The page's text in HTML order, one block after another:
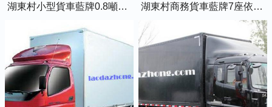
湖東村小型貨車藍牌0.8噸小卡車 湖東村商務貨車藍牌7座依維柯全順車